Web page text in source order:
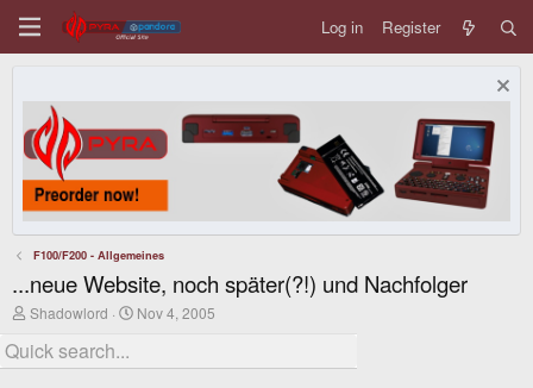
Log in Register
F100/F200 - Allgemeines
...neue Website, noch später(?!) und Nachfolger
T
r
e
Shadowlord
S
r
Nov 4, 2005